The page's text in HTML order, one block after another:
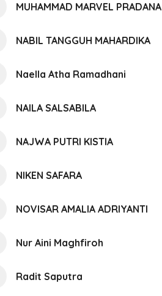
MUHAMMAD MARVEL PRADANA
NABIL TANGGUH MAHARDIKA
Naella Atha Ramadhani
NAILA SALSABILA
NAJWA PUTRI KISTIA
NIKEN SAFARA
NOVISAR AMALIA ADRIYANTI
Nur Aini Maghfiroh
Radit Saputra